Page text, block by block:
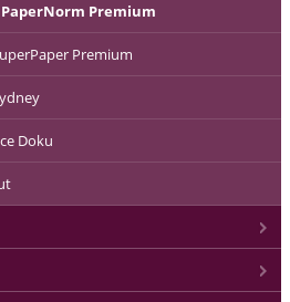
Premium
Premium
Doku